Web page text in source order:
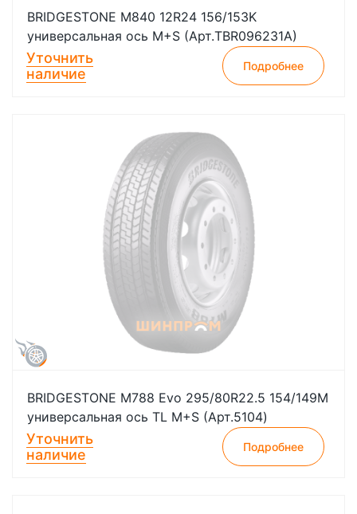
BRIDGESTONE M840 12R24 156/153K
универсальная ось M+S (Арт.TBR096231A)
Уточнить
наличие
Подробнее
BRIDGESTONE M788 Evo 295/80R22.5 154/149M
универсальная ось TL M+S (Арт.5104)
Уточнить
наличие
Подробнее